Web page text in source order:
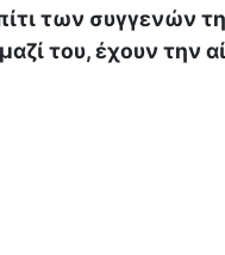
των συγγενών
του, έχουν την